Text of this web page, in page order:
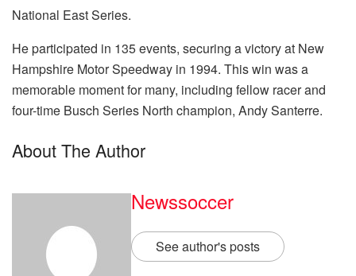
National East Series.
He participated in 135 events, securing a victory at New
Hampshire Motor Speedway in 1994. This win was a
memorable moment for many, including fellow racer and
four-time Busch Series North champion, Andy Santerre.
About The Author
Newssoccer
See author's posts